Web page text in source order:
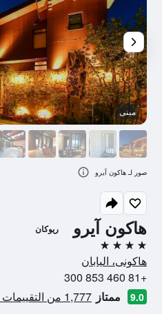
هاكون آيرو ريوكان
4 نجوم
هاكونى، اليابان
+81 460 853 300
9.0 ممتاز 1,777 من التقييمات تم التحقق منها
مبنى
صور لـ هاكون آيرو